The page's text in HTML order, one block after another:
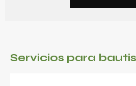
Servicios para